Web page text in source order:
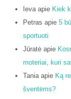
Ievaapie Kiek
Petras apie 5
sportuoti
Jūratė apie
moteriai, kuri
Taniaapie Ką
šventėms?